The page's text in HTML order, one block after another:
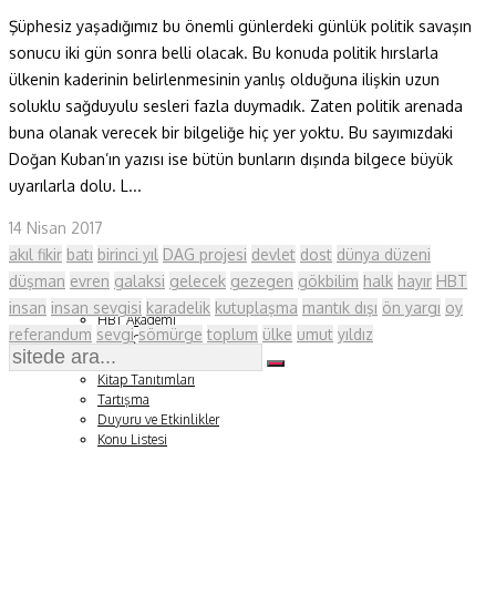
Dergi Sayıları
Yaşam Bilimleri
Sağlık
Fizik ve Uzay
Teknoyaşam
Fazlası
HBT Akademi
Bilim Çocuk
Soru ve Yanıt
Kitap Tanıtımları
Tartışma
Duyuru ve Etkinlikler
Konu Listesi
Şüphesiz yaşadığımız bu önemli günlerdeki günlük politik savaşın
sonucu iki gün sonra belli olacak. Bu konuda politik hırslarla
ülkenin kaderinin belirlenmesinin yanlış olduğuna ilişkin uzun
soluklu sağduyulu sesleri fazla duymadık. Zaten politik arenada
buna olanak verecek bir bilgeliğe hiç yer yoktu. Bu sayımızdaki
Doğan Kuban’ın yazısı ise bütün bunların dışında bilgece büyük
uyarılarla dolu. L...
14 Nisan 2017
akıl fikir batı birinci yıl DAG projesi devlet dost dünya düzeni
düşman evren galaksi gelecek gezegen gökbilim halk hayır HBT
insan insan sevgisi karadelik kutuplaşma mantık dışı ön yargı oy
referandum sevgi sömürge toplum ülke umut yıldız